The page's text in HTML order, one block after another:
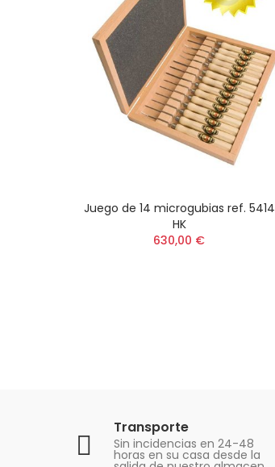
Juego de 14 microgubias ref. 5414
HK
630,00 €
Transporte
Sin incidencias en 24-48
horas en su casa desde la